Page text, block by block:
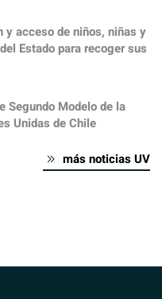
acceso de niños, niñas y
Estado para recoger sus
Segundo Modelo de la
Unidas de Chile
más noticias UV